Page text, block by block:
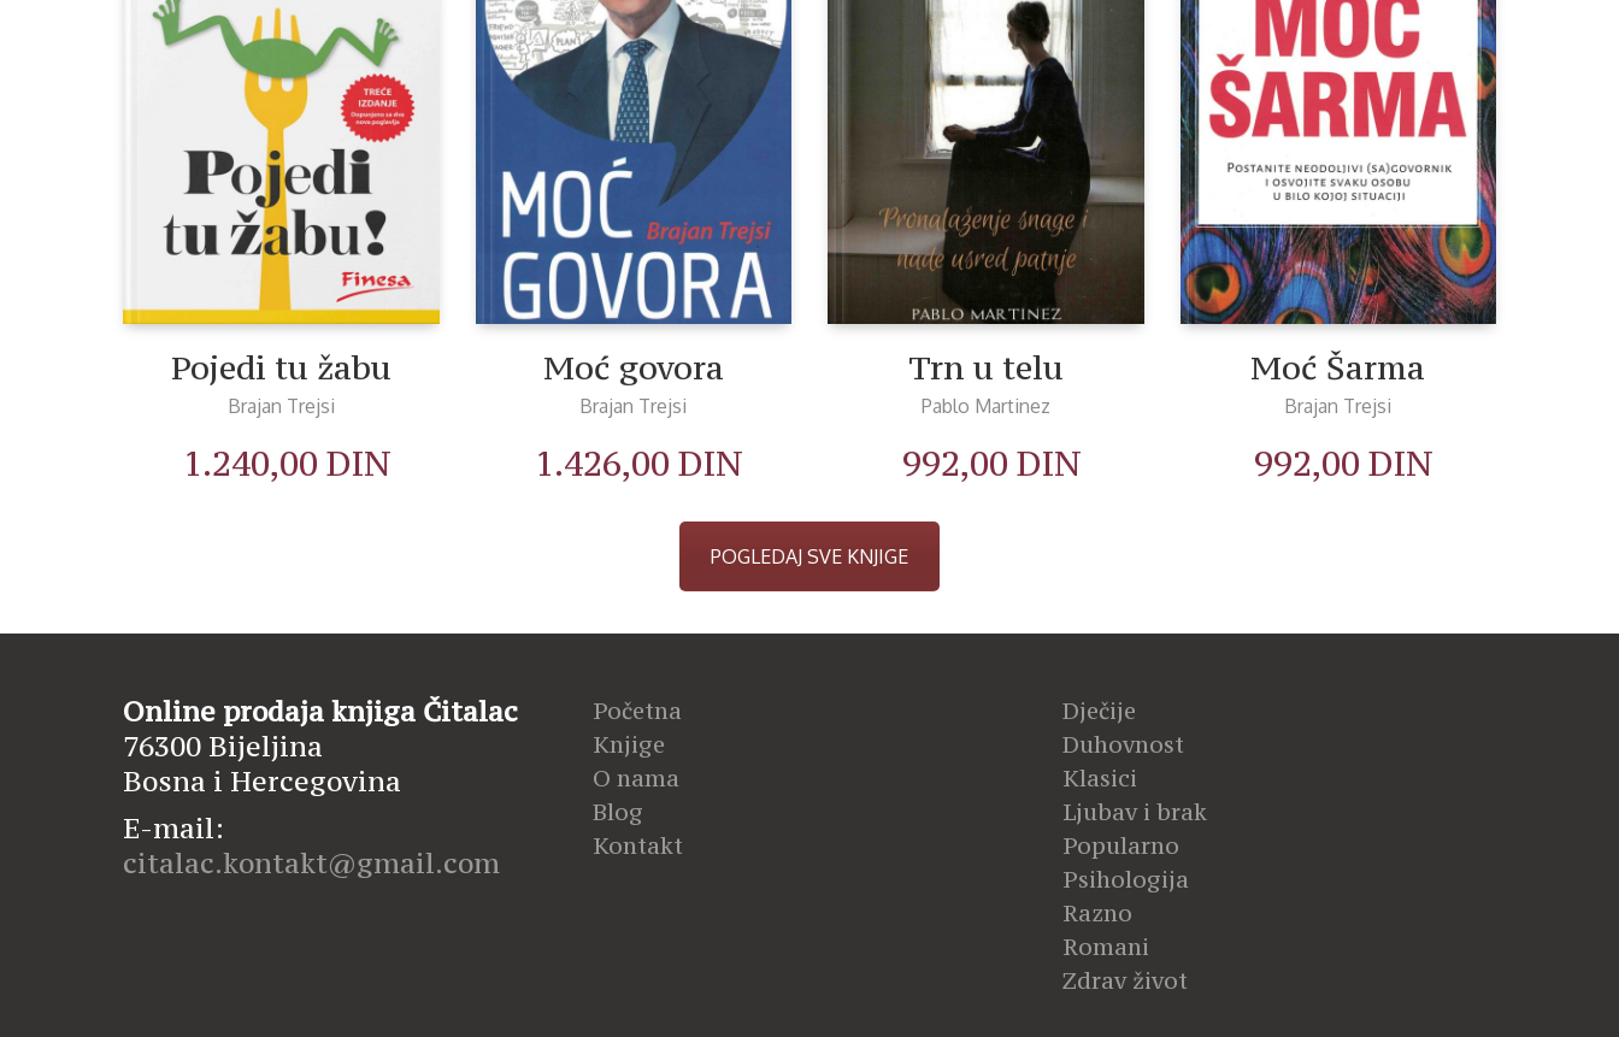
Pojedi tu žabu
Brajan Trejsi
1.240,00 DIN
Moć govora
Brajan Trejsi
1.426,00DIN
Trn u telu
Pablo Martinez
992,00 DIN
Moć Šarma
Brajan Trejsi
992,00DIN
POGLEDAJ SVE KNJIGE
Online prodaja knjiga Čitalac
76300 Bijeljina
Bosna i Hercegovina
E-mail:
citalac.kontakt@gmail.com
Početna
Knjige
O nama
Blog
Kontakt
Dječije
Duhovnost
Klasici
Ljubav i brak
Popularno
Psihologija
Razno
Romani
Zdrav život